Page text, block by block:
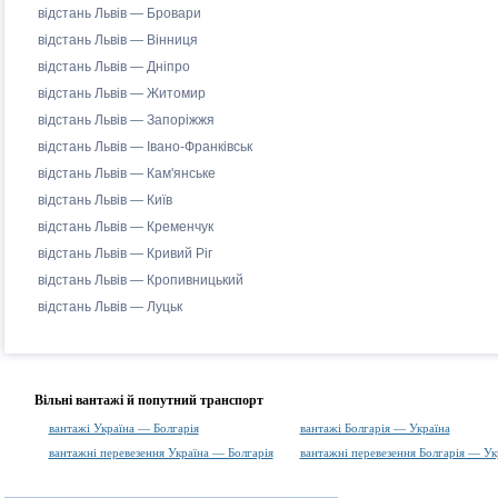
відстань Львів — Бровари
відстань Львів — Вінниця
відстань Львів — Дніпро
відстань Львів — Житомир
відстань Львів — Запоріжжя
відстань Львів — Івано-Франківськ
відстань Львів — Кам'янське
відстань Львів — Київ
відстань Львів — Кременчук
відстань Львів — Кривий Ріг
відстань Львів — Кропивницький
відстань Львів — Луцьк
Вільні вантажі й попутний транспорт
вантажі Україна — Болгарія
вантажі Болгарія — Україна
вантажні перевезення Україна — Болгарія
вантажні перевезення Болгарія —